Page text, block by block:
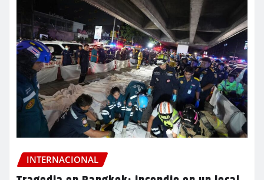
INTERNACIONAL